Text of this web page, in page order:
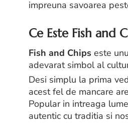
impreuna savoarea
Ce Este Fish and
Fish and Chips este
adevarat simbol al
Desi simplu la prima
acest fel de mancare
Popular in intreaga
autentic cu traditia si